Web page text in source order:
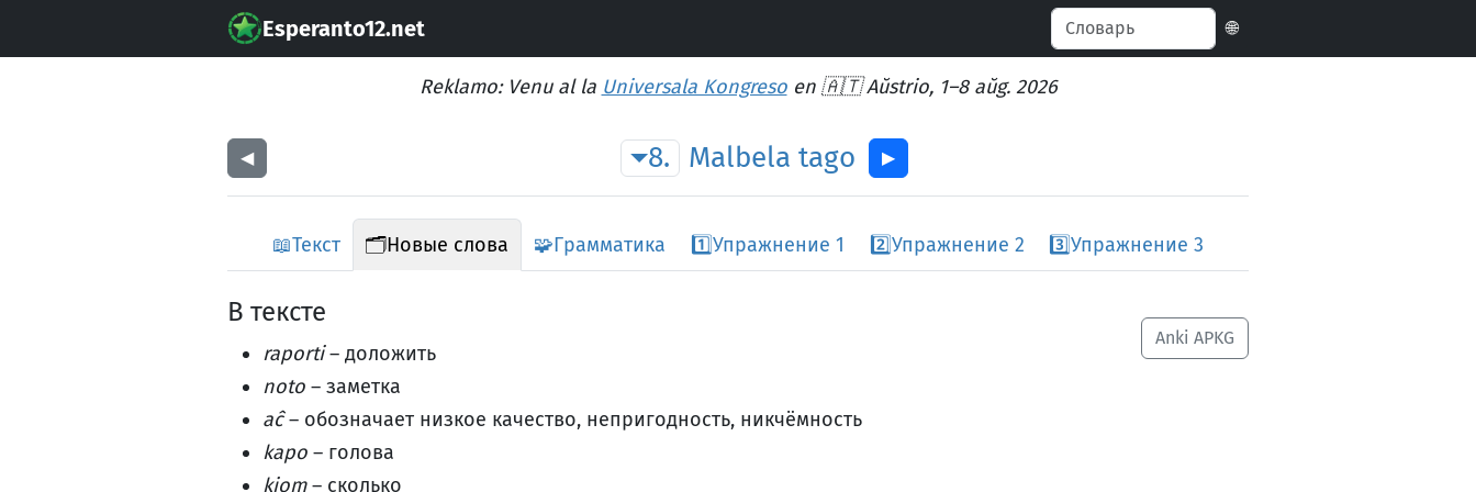
Esperanto12.net 🌐
Reklamo: Venu al la Universala Kongresoen 🇦🇹 Aŭstrio, 1–8 aŭg. 2026
◀︎ 8. Malbela tago ▶︎
📖Текст 🗂️Новые слова 🧩Грамматика 1️⃣Упражнение 1 2️⃣Упражнение 2 3️⃣Упражнение 3
Anki APKG
В тексте
raporti– доложить
noto – заметка
aĉ– обозначает низкое качество, непригодность, никчёмность
kapo – голова
kiom– сколько